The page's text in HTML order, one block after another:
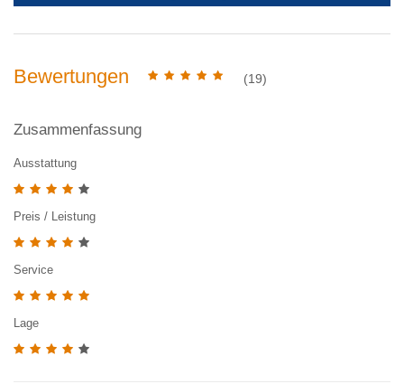
Bewertungen (19)
Zusammenfassung
Ausstattung
Preis / Leistung
Service
Lage